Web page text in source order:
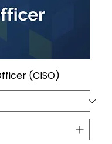
(CISO)